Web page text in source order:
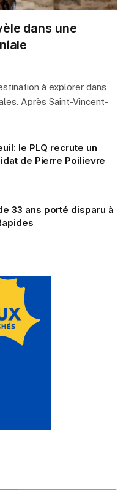
dans une
à explorer dans
Après Saint-Vincent-
le PLQ recrute un
de Pierre Poilievre
33 ans porté disparu à